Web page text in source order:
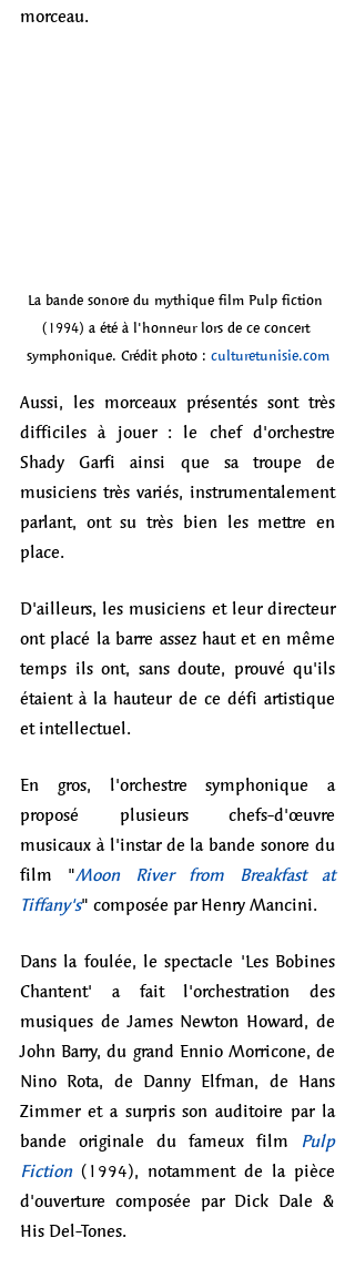
morceau.
La bande sonore du mythique film Pulp fiction
(1994) a été à l'honneur lors de ce concert
symphonique. Crédit photo : culturetunisie.com
Aussi, les morceaux présentés sont très
difficiles à jouer : le chef d'orchestre
Shady Garfi ainsi que sa troupe de
musiciens très variés, instrumentalement
parlant, ont su très bien les mettre en
place.
D'ailleurs, les musiciens et leur directeur
ont placé la barre assez haut et en même
temps ils ont, sans doute, prouvé qu'ils
étaient à la hauteur de ce défi artistique
et intellectuel.
En gros, l'orchestre symphonique a
proposé plusieurs chefs-d'œuvre
musicaux à l'instar de la bande sonore du
film "Moon River from Breakfast at
Tiffany's" composée par Henry Mancini.
Dans la foulée, le spectacle 'Les Bobines
Chantent' a fait l'orchestration des
musiques de James Newton Howard, de
John Barry, du grand Ennio Morricone, de
Nino Rota, de Danny Elfman, de Hans
Zimmer et a surpris son auditoire par la
bande originale du fameux film Pulp
Fiction (1994), notamment de la pièce
d'ouverture composée par Dick Dale &
His Del-Tones.